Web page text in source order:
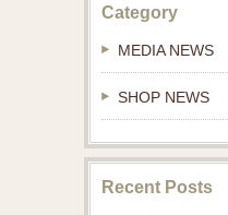
Category
MEDIA NEWS
SHOP NEWS
Recent Posts